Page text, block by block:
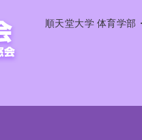
順天堂大学 体育学部